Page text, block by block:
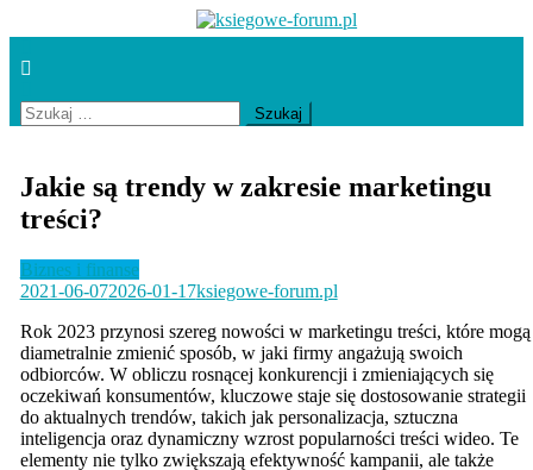
to
content
ksiegowe-forum.pl
Szukaj:
Jakie są trendy w zakresie marketingu
treści?
Biznes i finanse
2021-06-072026-01-17ksiegowe-forum.pl
Rok 2023 przynosi szereg nowości w marketingu treści, które mogą
diametralnie zmienić sposób, w jaki firmy angażują swoich
odbiorców. W obliczu rosnącej konkurencji i zmieniających się
oczekiwań konsumentów, kluczowe staje się dostosowanie strategii
do aktualnych trendów, takich jak personalizacja, sztuczna
inteligencja oraz dynamiczny wzrost popularności treści wideo. Te
elementy nie tylko zwiększają efektywność kampanii, ale także